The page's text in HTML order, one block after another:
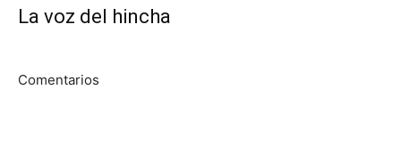
La voz del hincha
Comentarios